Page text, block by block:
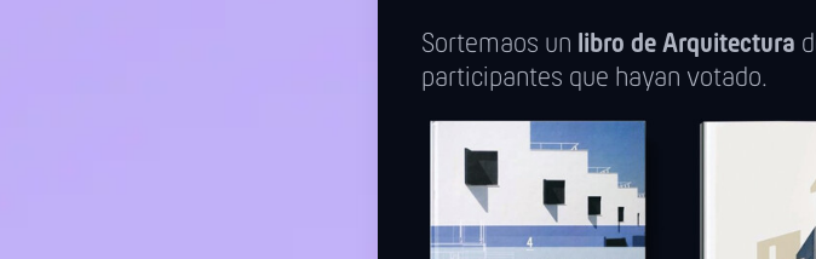
Sortemaos un libro de Arquitectura
participantes que hayan votado.